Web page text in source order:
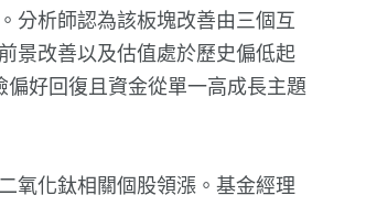
分析師認為該板塊改善由三個互
景改善以及估值處於歷史偏低起
好回復且資金從單一高成長主題
氧化鈦相關個股領漲。基金經理